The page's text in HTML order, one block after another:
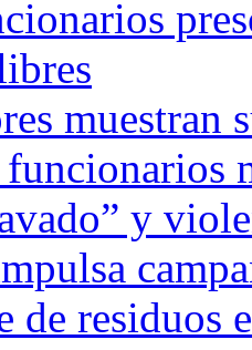
muestran
y
de residuos